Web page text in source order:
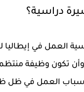
دراسية؟
تكون وظيفة
لأسباب العمل في ظل